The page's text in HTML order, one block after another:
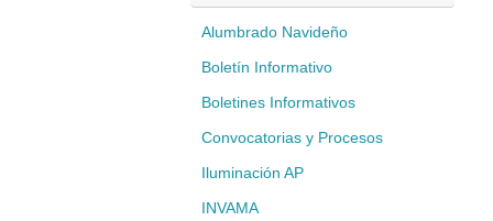
Alumbrado Navideño
Boletín Informativo
Boletines Informativos
Convocatorias y Procesos
Iluminación AP
INVAMA